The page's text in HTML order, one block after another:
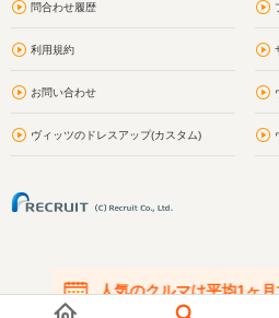
問合わせ履歴
利用規約
お問い合わせ
ヴィッツのドレスアップ(カスタム)
人気のクルマは平均1ヶ
在庫が無くなる前にお問い合